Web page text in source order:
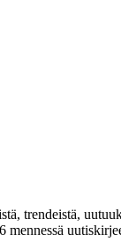
trendeistä,